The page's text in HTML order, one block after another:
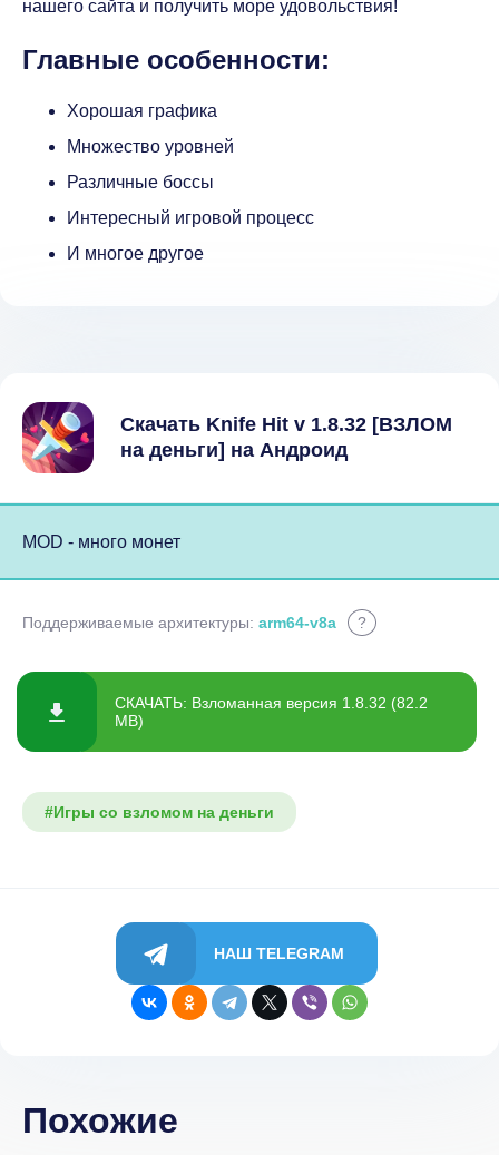
нашего сайта и получить море удовольствия!
Главные особенности:
Хорошая графика
Множество уровней
Различные боссы
Интересный игровой процесс
И многое другое
Скачать Knife Hit v 1.8.32 [ВЗЛОМ
на деньги] на Андроид
MOD - много монет
Поддерживаемые архитектуры: arm64-v8a ?
СКАЧАТЬ: Взломанная версия 1.8.32 (82.2
MB)
#Игры со взломом на деньги
НАШ TELEGRAM
Похожие